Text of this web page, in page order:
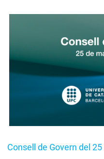
Consell de Govern del